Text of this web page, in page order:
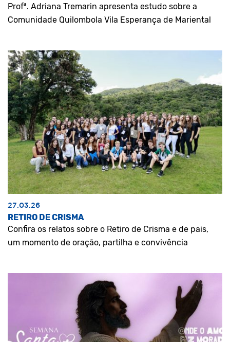
Profª. Adriana Tremarin apresenta estudo sobre a
Comunidade Quilombola Vila Esperança de Mariental
27.03.26
RETIRO DE CRISMA
Confira os relatos sobre o Retiro de Crisma e de pais,
um momento de oração, partilha e convivência